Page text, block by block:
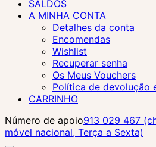
SALDOS
A MINHA CONTA
Detalhes da conta
Encomendas
Wishlist
Recuperar senha
Os Meus Vouchers
Política de devolução
CARRINHO
Número de apoio913 029 467
móvel nacional, Terça a Sexta)